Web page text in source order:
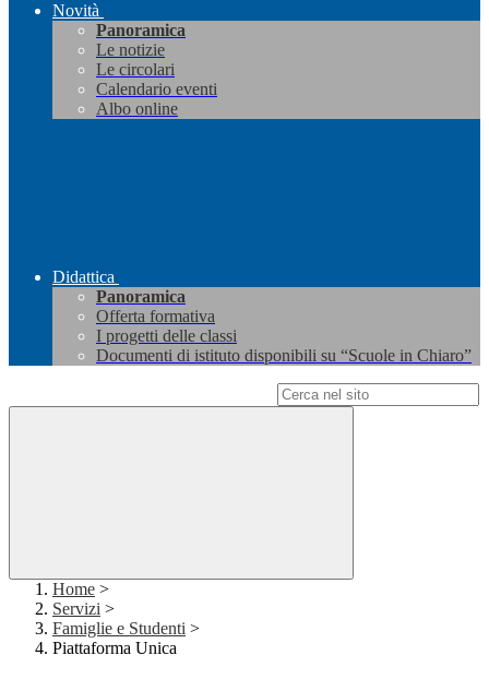
Novità
Panoramica
Le notizie
Le circolari
Calendario eventi
Albo online
Didattica
Panoramica
Offerta formativa
I progetti delle classi
Documenti di istituto disponibili su “Scuole in Chiaro”
Home >
Servizi >
Famiglie e Studenti >
Piattaforma Unica